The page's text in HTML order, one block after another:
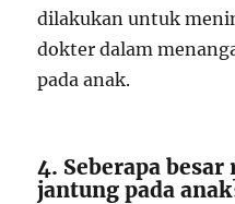
dilakukan untuk
dokter dalam
pada anak.
4. Seberapa
jantung pada